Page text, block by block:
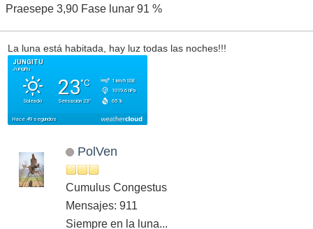
Praesepe 3,90 Fase lunar 91 %
La luna está habitada, hay luz todas las noches!!!
PolVen
Cumulus Congestus
Mensajes: 911
Siempre en la luna...